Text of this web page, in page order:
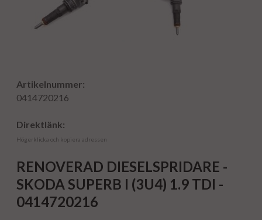
Artikelnummer:
0414720216
Direktlänk:
Högerklicka och kopiera adressen
RENOVERAD DIESELSPRIDARE -
SKODA SUPERB I (3U4) 1.9 TDI -
0414720216